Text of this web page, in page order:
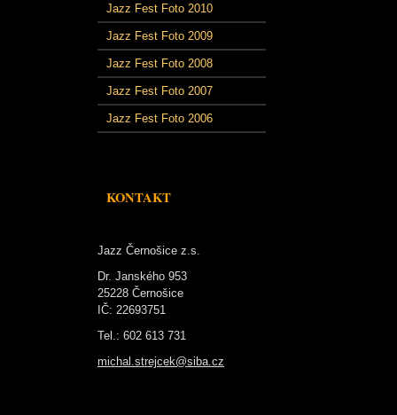
Jazz Fest Foto 2010
Jazz Fest Foto 2009
Jazz Fest Foto 2008
Jazz Fest Foto 2007
Jazz Fest Foto 2006
KONTAKT
Jazz Černošice z.s.
Dr. Janského 953
25228 Černošice
IČ: 22693751
Tel.: 602 613 731
michal.strejcek@siba.cz